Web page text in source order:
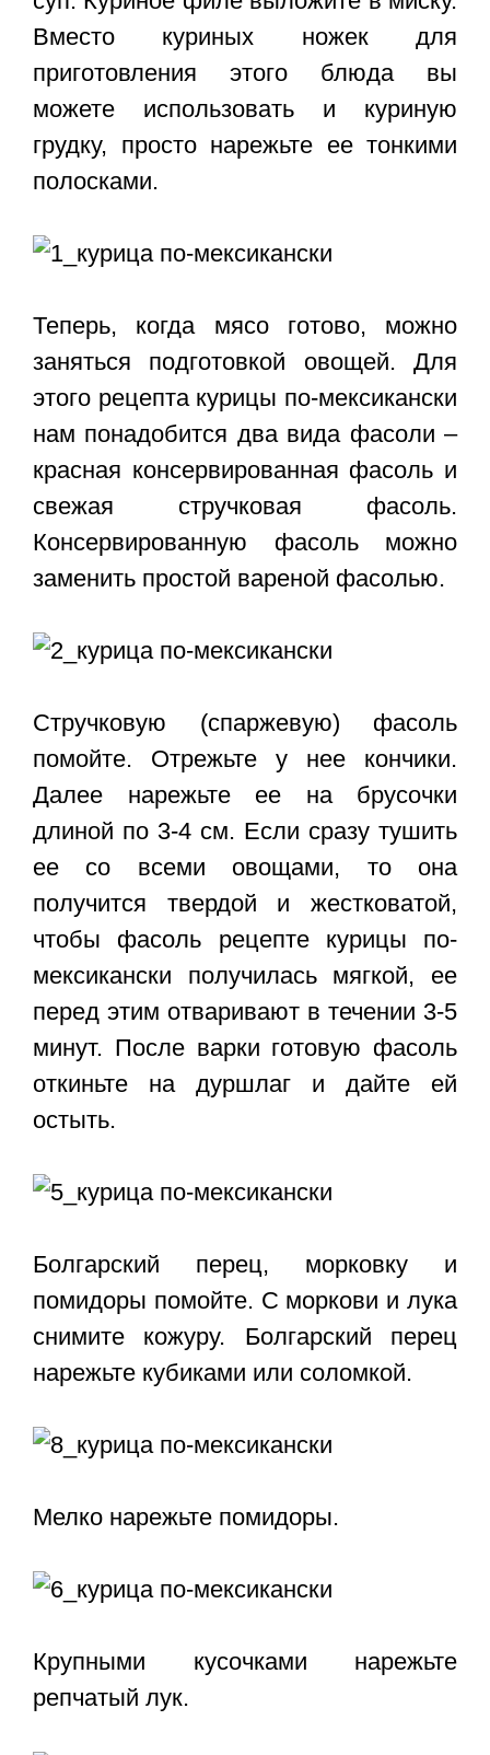
Вместо куриных ножек для
приготовления этого блюда вы
можете использовать и куриную
грудку, просто нарежьте ее тонкими
полосками.
Теперь, когда мясо готово, можно
заняться подготовкой овощей. Для
этого рецепта курицы по-мексикански
нам понадобится два вида фасоли –
красная консервированная фасоль и
свежая стручковая фасоль.
Консервированную фасоль можно
заменить простой вареной фасолью.
Стручковую (спаржевую) фасоль
помойте. Отрежьте у нее кончики.
Далее нарежьте ее на брусочки
длиной по 3-4 см. Если сразу тушить
ее со всеми овощами, то она
получится твердой и жестковатой,
чтобы фасоль рецепте курицы по-
мексикански получилась мягкой, ее
перед этим отваривают в течении 3-5
минут. После варки готовую фасоль
откиньте на дуршлаг и дайте ей
остыть.
Болгарский перец, морковку и
помидоры помойте. С моркови и лука
снимите кожуру. Болгарский перец
нарежьте кубиками или соломкой.
Мелко нарежьте помидоры.
Крупными кусочками нарежьте
репчатый лук.